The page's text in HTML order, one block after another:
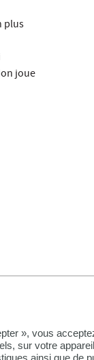
», vous
sur votre
ainsi que de
plus
joue